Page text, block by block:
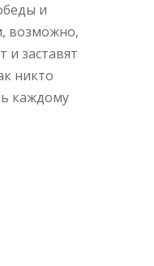
и
возможно,
и заставят
никто
каждому